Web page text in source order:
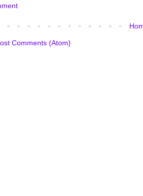
Comments (Atom)